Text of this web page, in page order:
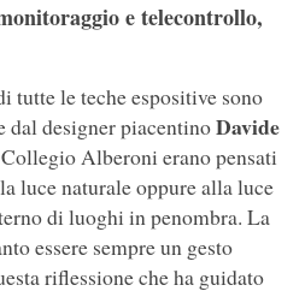
e telecontrollo,
tutte le teche espositive sono
dal designer piacentinoDavide
Alberoni erano pensati
luce naturale oppure alla luce
di luoghi in penombra. La
essere sempre un gesto
riflessione che ha guidato